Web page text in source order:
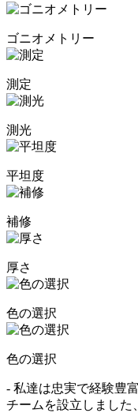
ゴニオメトリー
測定
測光
平坦度
補修
厚さ
色の選択
色の選択
- 私達は忠実で経験豊
チームを設立しました